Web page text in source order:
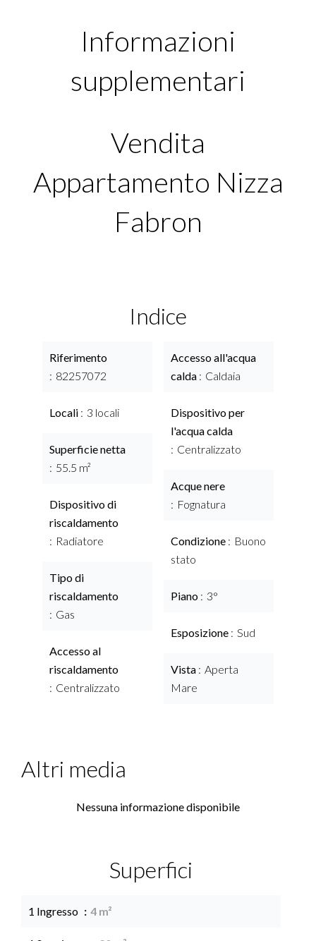
Informazioni
supplementari
Vendita
Appartamento Nizza
Fabron
Indice
Riferimento
82257072
Locali 3 locali
Superficie netta
55.5 m²
Dispositivo di
riscaldamento
Radiatore
Tipo di
riscaldamento
Gas
Accesso al
riscaldamento
Centralizzato
Accesso all'acqua
calda
Caldaia
Dispositivo per
l'acqua calda
Centralizzato
Acque nere
Fognatura
Condizione
Buono
stato
Piano 3°
Esposizione Sud
Vista
Aperta
Mare
Altri media
Nessuna informazione disponibile
Superfici
1 Ingresso 4 m²